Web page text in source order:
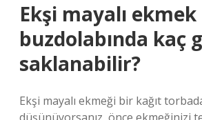
Ekşi mayalı ekmek
buzdolabında kaç
saklanabilir?
Ekşi mayalı ekmeği bir kağıt